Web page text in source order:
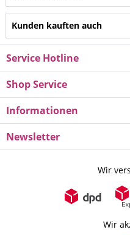
Kunden kauften auch
Service Hotline
Shop Service
Informationen
Newsletter
Wir
Wir